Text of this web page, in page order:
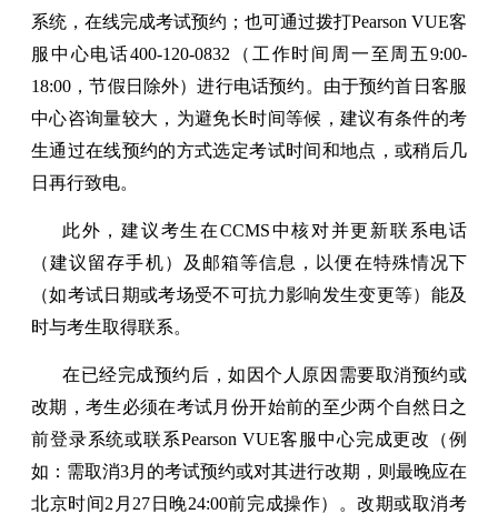
系统，在线完成考试预约；也可通过拨打Pearson VUE客
服中心电话400-120-0832（工作时间周一至周五9:00-
18:00，节假日除外）进行电话预约。由于预约首日客服
中心咨询量较大，为避免长时间等候，建议有条件的考
生通过在线预约的方式选定考试时间和地点，或稍后几
日再行致电。
此外，建议考生在CCMS中核对并更新联系电话
（建议留存手机）及邮箱等信息，以便在特殊情况下
（如考试日期或考场受不可抗力影响发生变更等）能及
时与考生取得联系。
在已经完成预约后，如因个人原因需要取消预约或
改期，考生必须在考试月份开始前的至少两个自然日之
前登录系统或联系Pearson VUE客服中心完成更改（例
如：需取消3月的考试预约或对其进行改期，则最晚应在
北京时间2月27日晚24:00前完成操作）。改期或取消考